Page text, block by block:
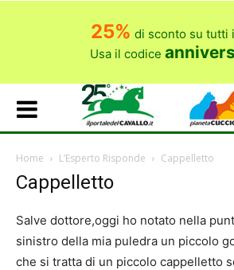
25% di sconto su tutti
Usa il codice
Home L’Esperto Risponde Cappelletto
Cappelletto
Salve dottore,oggi ho notato nella
sinistro della mia puledra un piccolo
che si tratta di un piccolo cappelletto